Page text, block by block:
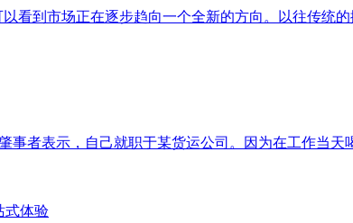
看到市场正在逐步趋向一个全新的方向。以往传统
事者表示，自己就职于某货运公司。因为在工作当